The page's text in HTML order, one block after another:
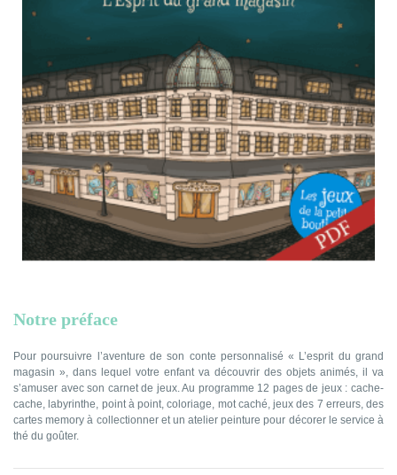
Notre préface
Pour poursuivre l’aventure de son conte personnalisé « L’esprit du grand
magasin », dans lequel votre enfant va découvrir des objets animés, il va
s’amuser avec son carnet de jeux. Au programme 12 pages de jeux : cache-
cache, labyrinthe, point à point, coloriage, mot caché, jeux des 7 erreurs, des
cartes memory à collectionner et un atelier peinture pour décorer le service à
thé du goûter.